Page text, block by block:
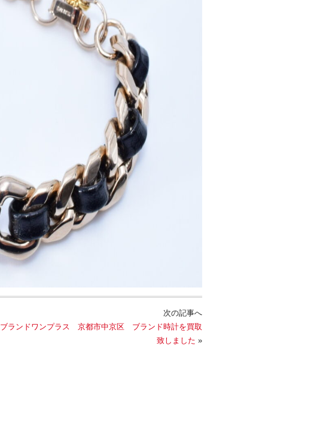
次の記事へ
ブランドワンプラス 京都市中京区 ブランド時計を買取
致しました »